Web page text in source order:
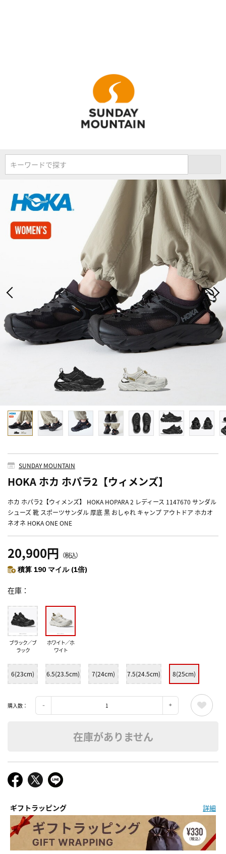
キーワードで探す
SUNDAY MOUNTAIN
HOKA ホカ ホパラ2【ウィメンズ】
ホカ ホパラ2【ウィメンズ】 HOKA HOPARA 2 レディース 1147670 サンダル
シューズ 靴 スポーツサンダル 厚底 黒 おしゃれ キャンプ アウトドア ホカオ
ネオネ HOKA ONE ONE
20,900円 （税込）
積算 190 マイル (1倍)
在庫
ブラック／ブ
ラック
ホワイト／ホ
ワイト
6(23cm) 6.5(23.5cm) 7(24cm) 7.5(24.5cm) 8(25cm)
購入数：
在庫がありません
ギフトラッピング 詳細